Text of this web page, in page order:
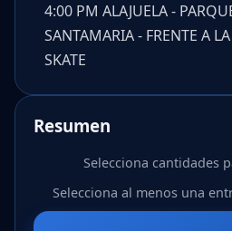
4:00 PM ALAJUELA -
SANTAMARIA - FRENTE A
SKATE
Resumen
Selecciona cantidades
Selecciona al menos una